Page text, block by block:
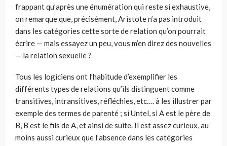
frappant qu’après une énumération qui reste si exhaustive,
on remarque que, précisément, Aristote n’a pas introduit
dans les catégories cette sorte de relation qu’on pourrait
écrire — mais essayez un peu, vous m’en direz des nouvelles
— la relation sexuelle ?
Tous les logiciens ont l’habitude d’exemplifier les
différents types de relations qu’ils distinguent comme
transitives, intransitives, réfléchies, etc.… à les illustrer par
exemple des termes de parenté ; si Untel, si A est le père de
B, B est le fils de A, et ainsi de suite. Il est assez curieux, au
moins aussi curieux que l’absence dans les catégories